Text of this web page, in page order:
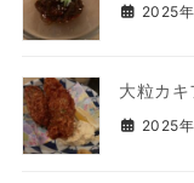
2025
大粒カ
2025